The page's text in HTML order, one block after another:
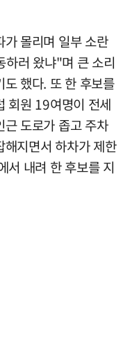
몰리며 일부 소란
하러 왔냐"며 큰 소리
했다. 또 한 후보를
회원 19여명이 전세
도로가 좁고 주차
지면서 하차가 제한
서 내려 한 후보를 지